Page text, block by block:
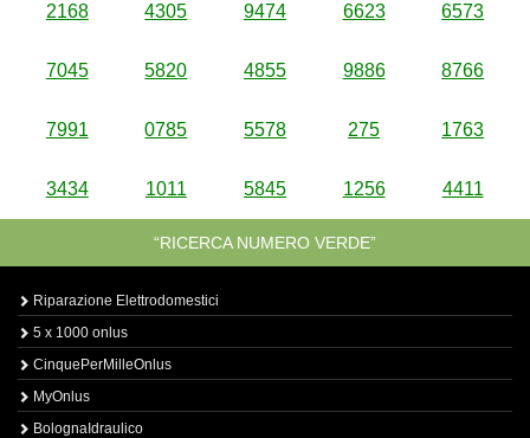
2168 4305 9474 6623 6573
7045 5820 4855 9886 8766
7991 0785 5578 275 1763
3434 1011 5845 1256 4411
“RICERCA NUMERO VERDE”
Riparazione Elettrodomestici
5 x 1000 onlus
CinquePerMilleOnlus
MyOnlus
BolognaIdraulico